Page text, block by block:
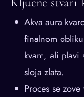
Ključne stvari
Akva aura
finalnom
kvarc, ali plavi
sloja zlata.
Proces se